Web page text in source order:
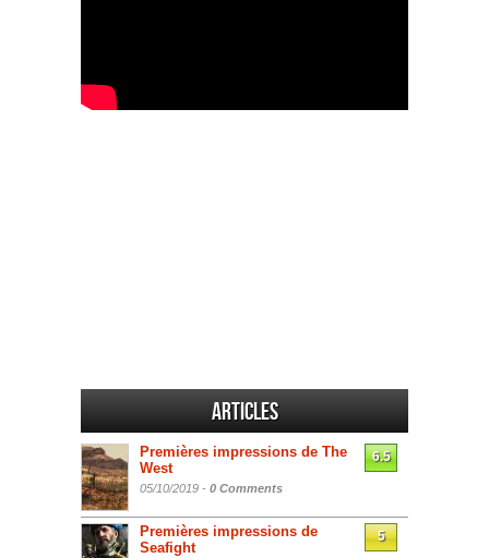
Articles
Premières impressions de The
West
05/10/2019 - 0 Comments
6.5
Premières impressions de
Seafight
5